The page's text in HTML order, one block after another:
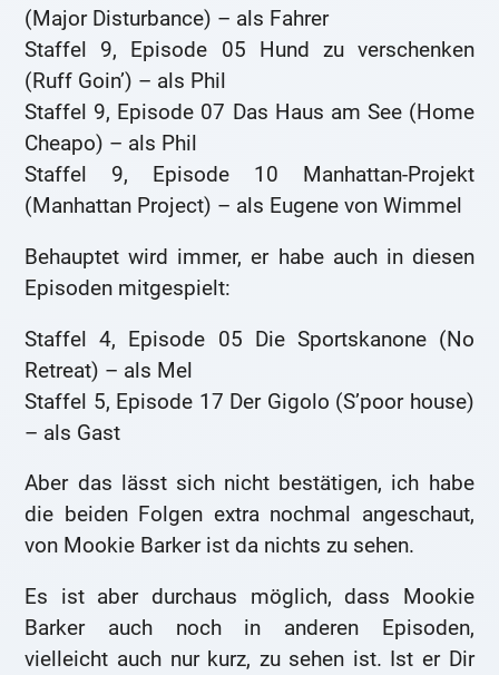
(Major Disturbance) – als Fahrer
Staffel 9, Episode 05 Hund zu verschenken
(Ruff Goin’) – als Phil
Staffel 9, Episode 07 Das Haus am See (Home
Cheapo) – als Phil
Staffel 9, Episode 10 Manhattan-Projekt
(Manhattan Project) – als Eugene von Wimmel
Behauptet wird immer, er habe auch in diesen
Episoden mitgespielt:
Staffel 4, Episode 05 Die Sportskanone (No
Retreat) – als Mel
Staffel 5, Episode 17 Der Gigolo (S’poor house)
– als Gast
Aber das lässt sich nicht bestätigen, ich habe
die beiden Folgen extra nochmal angeschaut,
von Mookie Barker ist da nichts zu sehen.
Es ist aber durchaus möglich, dass Mookie
Barker auch noch in anderen Episoden,
vielleicht auch nur kurz, zu sehen ist. Ist er Dir